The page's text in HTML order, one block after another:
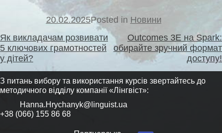
20.02.2025Posted in Новини
Навігація
записів
Як викладачам розвивати
5 ключових грамотностей
у дітей?
Outcomes 3E на Spark:
обирайте зручний формат
доступу!
З питань вибору та використання курсів звертайтесь до
методичного відділу компанії «Лінгвіст»:
Hanna.Hrychanyk@linguist.ua
+38 (066) 155 86 68